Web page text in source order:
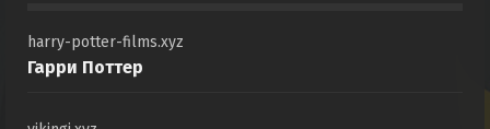
harry-potter-films.xyz
Гарри Поттер